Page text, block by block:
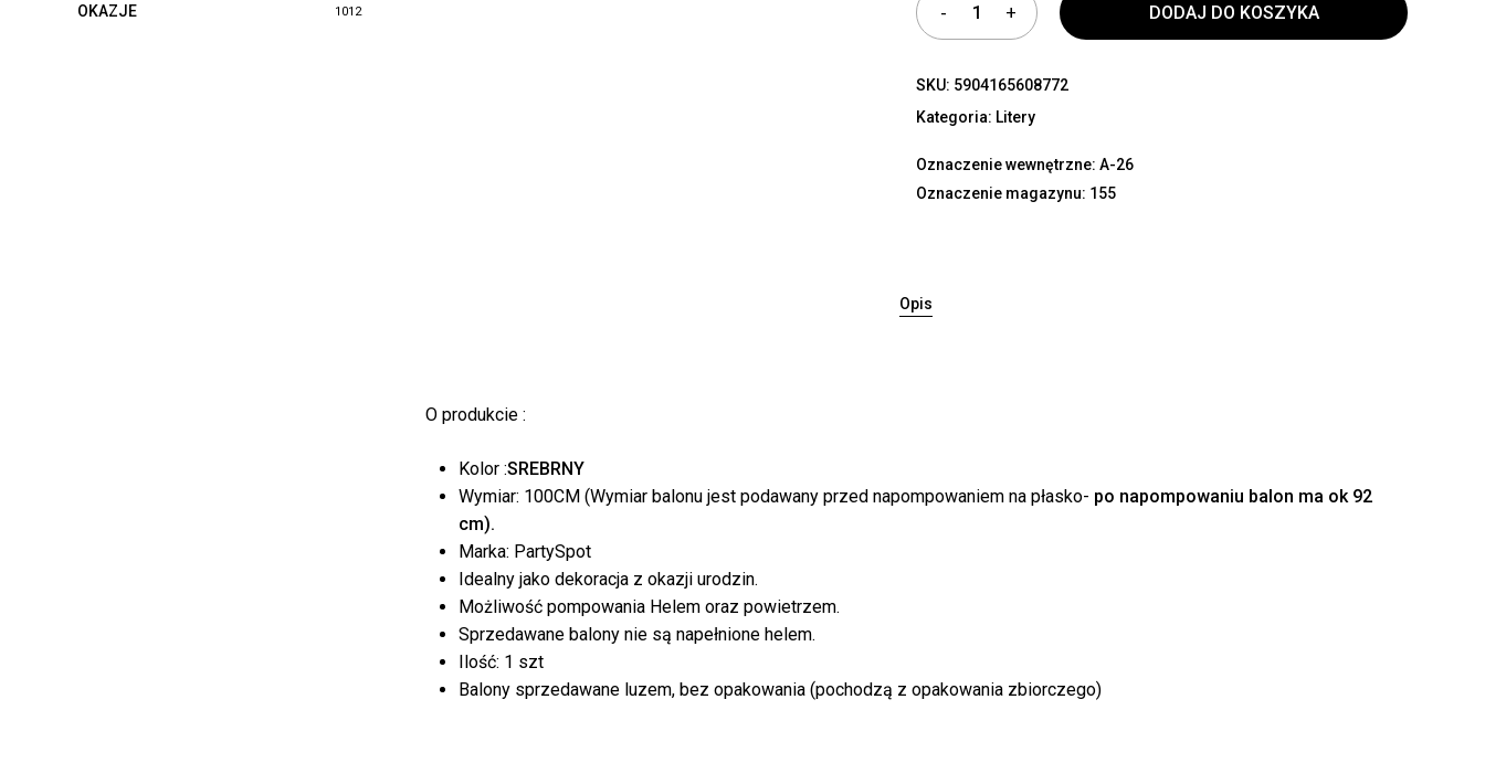
OKAZJE 1012 DODAJ DO KOSZYKA
SKU: 5904165608772
Kategoria: Litery
Oznaczenie wewnętrzne: A-26
Oznaczenie magazynu: 155
Opis
O produkcie :
Kolor :SREBRNY
Wymiar: 100CM (Wymiar balonu jest podawany przed napompowaniem na płasko- po napompowaniu balon ma ok 92
cm).
Marka: PartySpot
Idealny jako dekoracja z okazji urodzin.
Możliwość pompowania Helem oraz powietrzem.
Sprzedawane balony nie są napełnione helem.
Ilość: 1 szt
Balony sprzedawane luzem, bez opakowania (pochodzą z opakowania zbiorczego)